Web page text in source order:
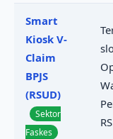
Smart
Kiosk V-
Claim
BPJS
(RSUD)
Sektor
Faskes